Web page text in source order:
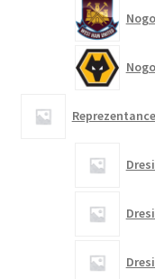
Reprezentance